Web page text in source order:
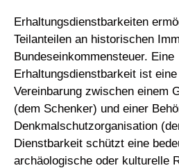
Erhaltungsdienstbarkeiten
Teilanteilen an historischen
Bundeseinkommensteuer. Eine
Erhaltungsdienstbarkeit ist
Vereinbarung zwischen einem
(dem Schenker) und einer
Denkmalschutzorganisation
Dienstbarkeit schützt eine
archäologische oder kulturelle